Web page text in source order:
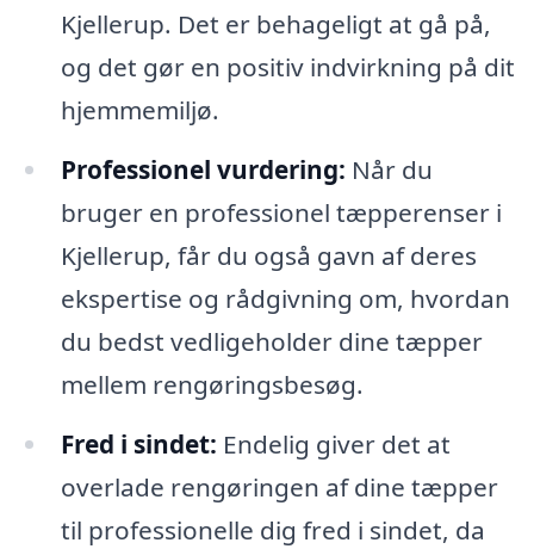
Kjellerup. Det er behageligt at gå på,
og det gør en positiv indvirkning på dit
hjemmemiljø.
Professionel vurdering: Når du
bruger en professionel tæpperenser i
Kjellerup, får du også gavn af deres
ekspertise og rådgivning om, hvordan
du bedst vedligeholder dine tæpper
mellem rengøringsbesøg.
Fred i sindet: Endelig giver det at
overlade rengøringen af dine tæpper
til professionelle dig fred i sindet, da